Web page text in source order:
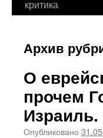
критика
Архив
О
прочем
Израиль.
Опубликовано